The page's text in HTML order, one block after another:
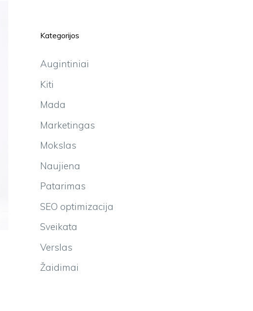
Kategorijos
Augintiniai
Kiti
Mada
Marketingas
Mokslas
Naujiena
Patarimas
SEO optimizacija
Sveikata
Verslas
Žaidimai